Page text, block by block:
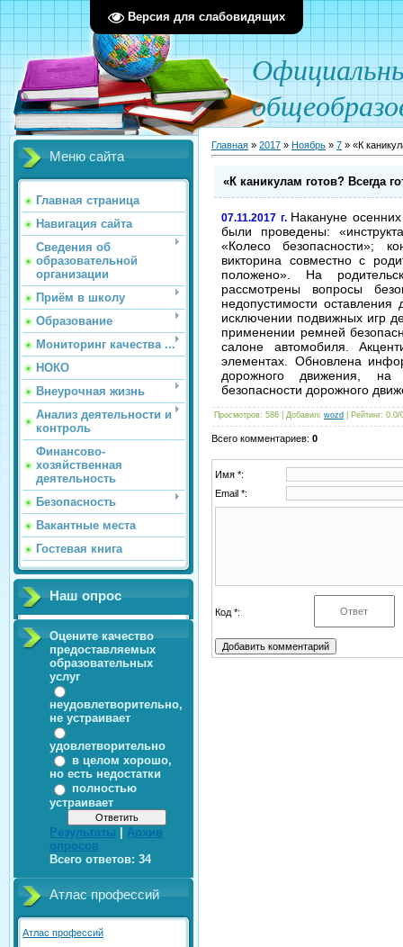
Версия для слабовидящих
Официал
Меню сайта
Главная страница
Навигация сайта
Сведения об
образовательной
организации
Приём в школу
Образование
Мониторинг качества ...
НОКО
Внеурочная жизнь
Анализ деятельности и
контроль
Финансово-
хозяйственная
деятельность
Безопасность
Вакантные места
Гостевая книга
Наш опрос
Оцените качество
предоставляемых
образовательных
услуг
неудовлетворительно,
не устраивает
удовлетворительно
в целом хорошо,
но есть недостатки
полностью
устраивает
Результаты
Архив
опросов
Всего ответов: 34
Атлас профессий
Атлас профессий
Главная » 2017 » Ноябрь » 7 » «К
«К каникулам готов? Всегда
07.11.2017 г. Накануне
были проведены:
«Колесо безопасности»;
викторина совместно с
положено». На
рассмотрены вопросы
недопустимости
исключении подвижных игр
применении ремней
салоне автомобиля.
элементах. Обновлена
дорожного движения,
безопасности дорожного
Просмотров: 586 | Добавил: wozd Рейтинг: 0.0/
Всего комментариев: 0
Имя *:
Email *:
Код *: